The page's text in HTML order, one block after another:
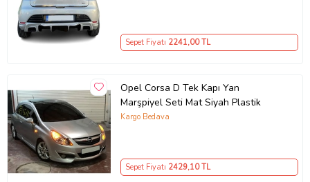
Sepet Fiyatı 2241,00 TL
Opel Corsa D Tek Kapı Yan
Marşpiyel Seti Mat Siyah Plastik
Kargo Bedava
Sepet Fiyatı 2429,10 TL